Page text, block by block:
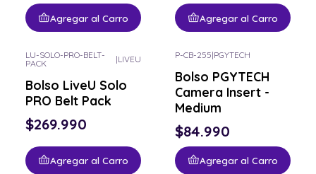
Agregar al Carro Agregar al Carro
LU-SOLO-PRO-BELT-
PACK
|LIVEU
Bolso LiveU Solo
PRO Belt Pack
$269.990
Agregar al Carro
P-CB-255|PGYTECH
Bolso PGYTECH
Camera Insert -
Medium
$84.990
Agregar al Carro